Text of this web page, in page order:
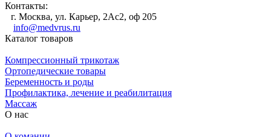
Контакты:
г. Москва, ул. Карьер, 2Ас2, оф 205
info@medvrus.ru
Каталог товаров
Компрессионный трикотаж
Ортопедические товары
Беременность и роды
Профилактика, лечение и реабилитация
Массаж
О нас